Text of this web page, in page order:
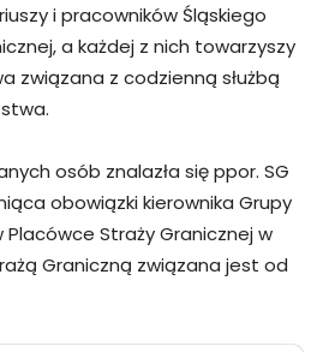
i pracowników Śląskiego
a każdej z nich towarzyszy
związana z codzienną służbą
osób znalazła się ppor. SG
obowiązki kierownika Grupy
Straży Granicznej w
Graniczną związana jest od